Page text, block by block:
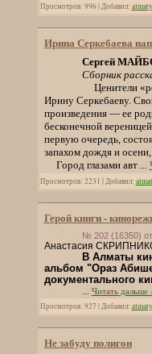
Просмотров: 996 | Добавил:
Ирина Серкебаева
Сергей
Сборник
Ценители
Ирину Серкебаеву.
произведения — ее
бесконечной
первую очередь,
запахом дождя и
Город глазами авт ...
Просмотров: 2231 | Добавил:
Герой книги -
№ 202 (16350)
Анастасия
В Алматы
альбом "Ораз
документального
... Читать дальше
Просмотров: 927 | Добавил:
Не забуду полигон